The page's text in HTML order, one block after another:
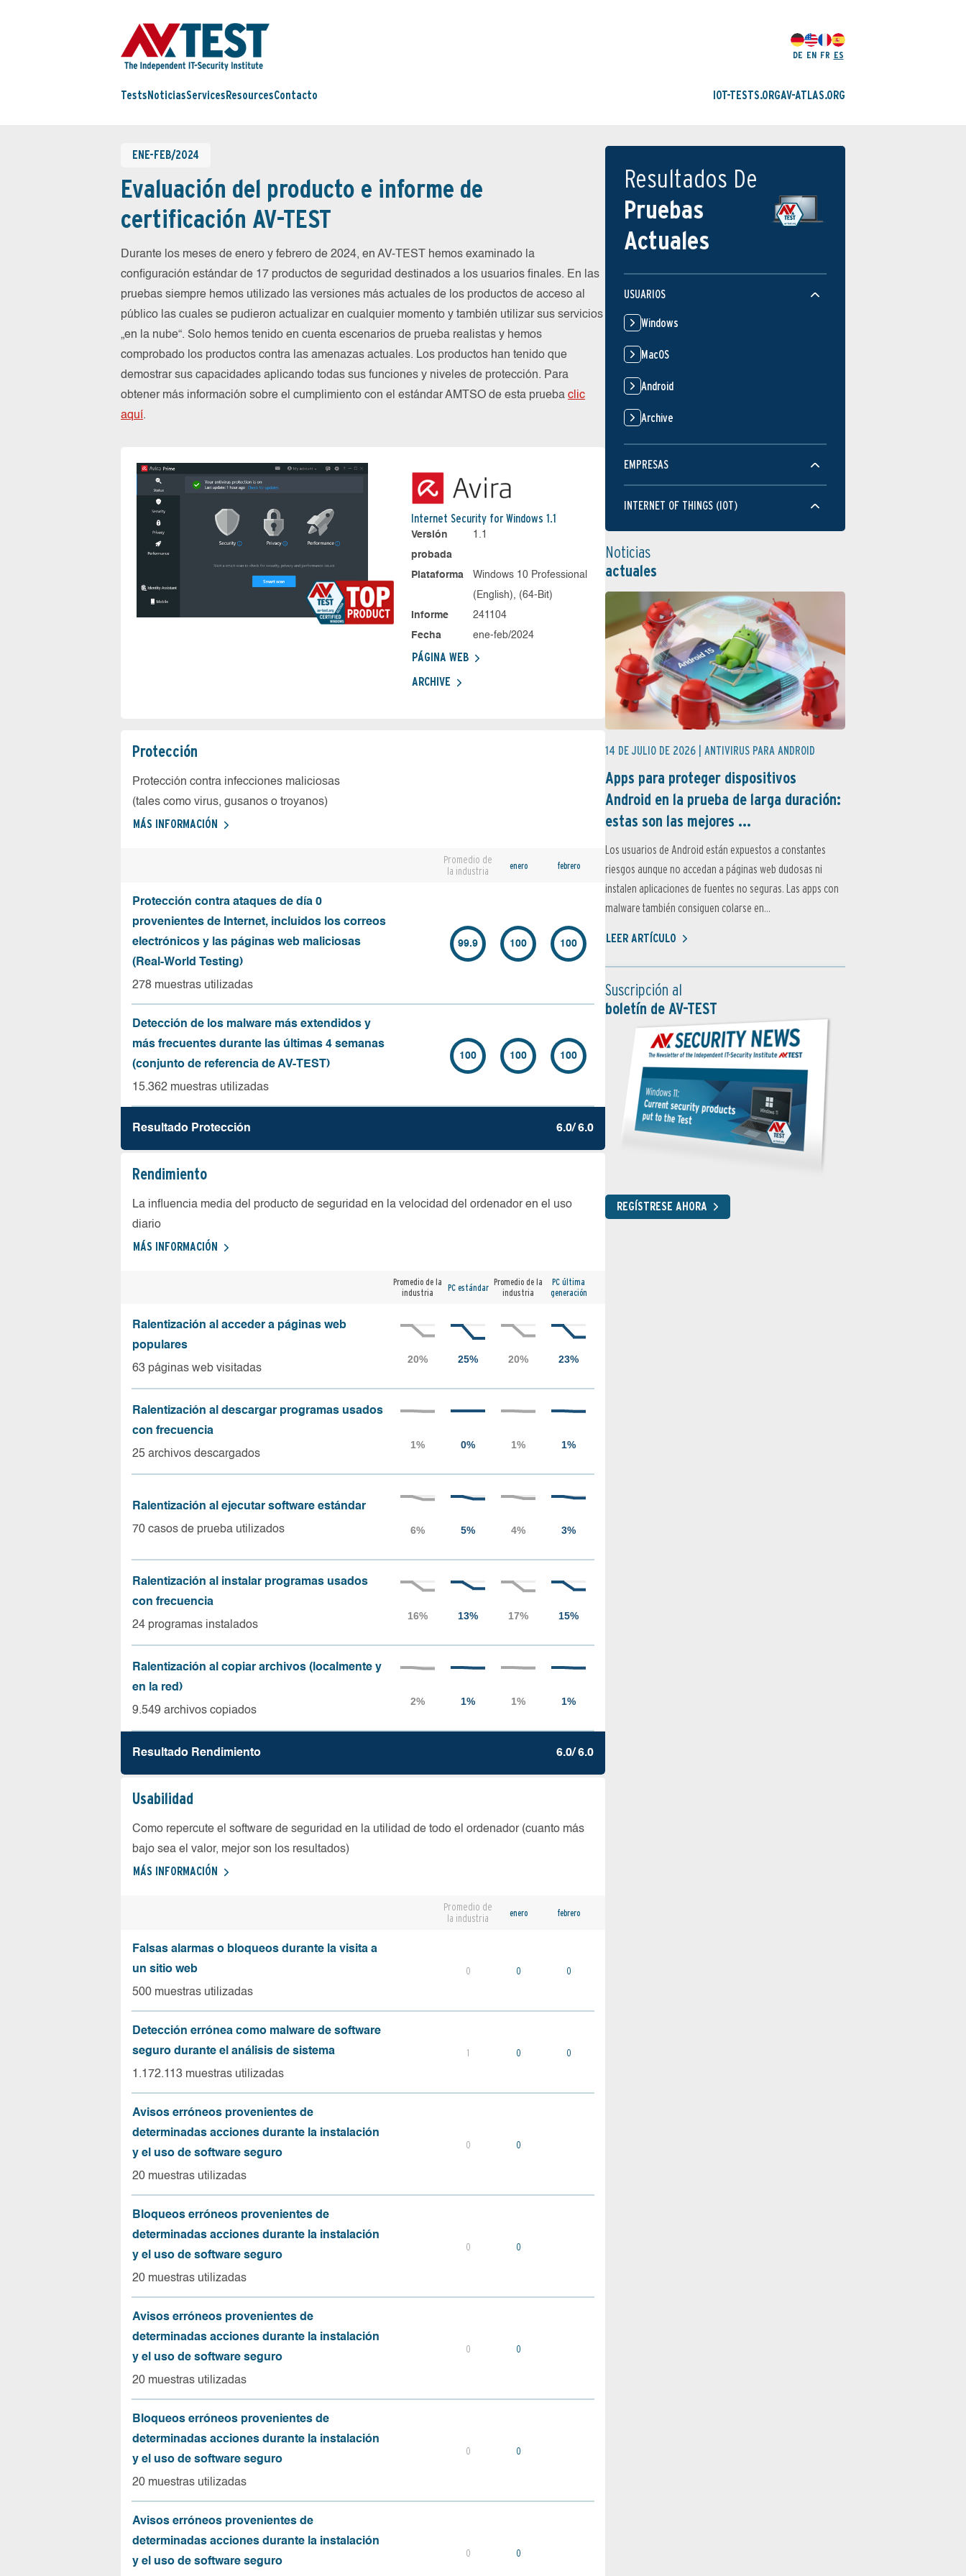
DE EN FR ES
Tests NoticiasServices ResourcesContacto IOT-TESTS.ORGAV-ATLAS.ORG
ENE-FEB/2024
Evaluación del producto e informe de
certificación AV-TEST
Durante los meses de enero y febrero de 2024, en AV-TEST hemos examinado la
configuración estándar de 17 productos de seguridad destinados a los usuarios finales. En las
pruebas siempre hemos utilizado las versiones más actuales de los productos de acceso al
público las cuales se pudieron actualizar en cualquier momento y también utilizar sus servicios
„en la nube“. Solo hemos tenido en cuenta escenarios de prueba realistas y hemos
comprobado los productos contra las amenazas actuales. Los productos han tenido que
demostrar sus capacidades aplicando todas sus funciones y niveles de protección. Para
obtener más información sobre el cumplimiento con el estándar AMTSO de esta prueba clic
aquí.
Internet Security for Windows 1.1
Versión
probada
1.1
Plataforma
Windows 10 Professional
(English), (64-Bit)
Informe
241104
Fecha
ene-feb/2024
PÁGINA WEB
ARCHIVE
Protección
Protección contra infecciones maliciosas
(tales como virus, gusanos o troyanos)
MÁS INFORMACIÓN
Promedio de
la industria
enero febrero
Protección contra ataques de día 0
provenientes de Internet, incluidos los correos
electrónicos y las páginas web maliciosas
(Real-World Testing)
278 muestras utilizadas
99.9 100 100
Detección de los malware más extendidos y
más frecuentes durante las últimas 4 semanas
(conjunto de referencia de AV-TEST)
15.362 muestras utilizadas
100 100 100
Resultado Protección 6.0/ 6.0
Rendimiento
La influencia media del producto de seguridad en la velocidad del ordenador en el uso
diario
MÁS INFORMACIÓN
Promedio de la
industria
PC estándar Promedio de la
industria
PC última
generación
Ralentización al acceder a páginas web
populares
63 páginas web visitadas
Ralentización al descargar programas usados
con frecuencia
25 archivos descargados
Ralentización al ejecutar software estándar
70 casos de prueba utilizados
Ralentización al instalar programas usados
con frecuencia
24 programas instalados
Ralentización al copiar archivos (localmente y
en la red)
9.549 archivos copiados
Resultado Rendimiento 6.0/ 6.0
Usabilidad
Como repercute el software de seguridad en la utilidad de todo el ordenador (cuanto más
bajo sea el valor, mejor son los resultados)
MÁS INFORMACIÓN
Promedio de
la industria
enero febrero
Falsas alarmas o bloqueos durante la visita a
un sitio web
500 muestras utilizadas
0 0 0
Detección errónea como malware de software
seguro durante el análisis de sistema
1.172.113 muestras utilizadas
1 0 0
Avisos erróneos provenientes de
determinadas acciones durante la instalación
y el uso de software seguro
20 muestras utilizadas
0 0
Bloqueos erróneos provenientes de
determinadas acciones durante la instalación
y el uso de software seguro
20 muestras utilizadas
0 0
Avisos erróneos provenientes de
determinadas acciones durante la instalación
y el uso de software seguro
20 muestras utilizadas
0 0
Bloqueos erróneos provenientes de
determinadas acciones durante la instalación
y el uso de software seguro
20 muestras utilizadas
0 0
Avisos erróneos provenientes de
determinadas acciones durante la instalación
y el uso de software seguro
0 0
Resultados De
Pruebas
Actuales
USUARIOS
Windows
MacOS
Android
Archive
EMPRESAS
INTERNET OF THINGS (IOT)
Noticias
actuales
14 DE JULIO DE 2026 | ANTIVIRUS PARA ANDROID
Apps para proteger dispositivos
Android en la prueba de larga duración:
estas son las mejores ...
Los usuarios de Android están expuestos a constantes
riesgos aunque no accedan a páginas web dudosas ni
instalen aplicaciones de fuentes no seguras. Las apps con
malware también consiguen colarse en...
LEER ARTÍCULO
Suscripción al
boletín de AV-TEST
REGÍSTRESE AHORA